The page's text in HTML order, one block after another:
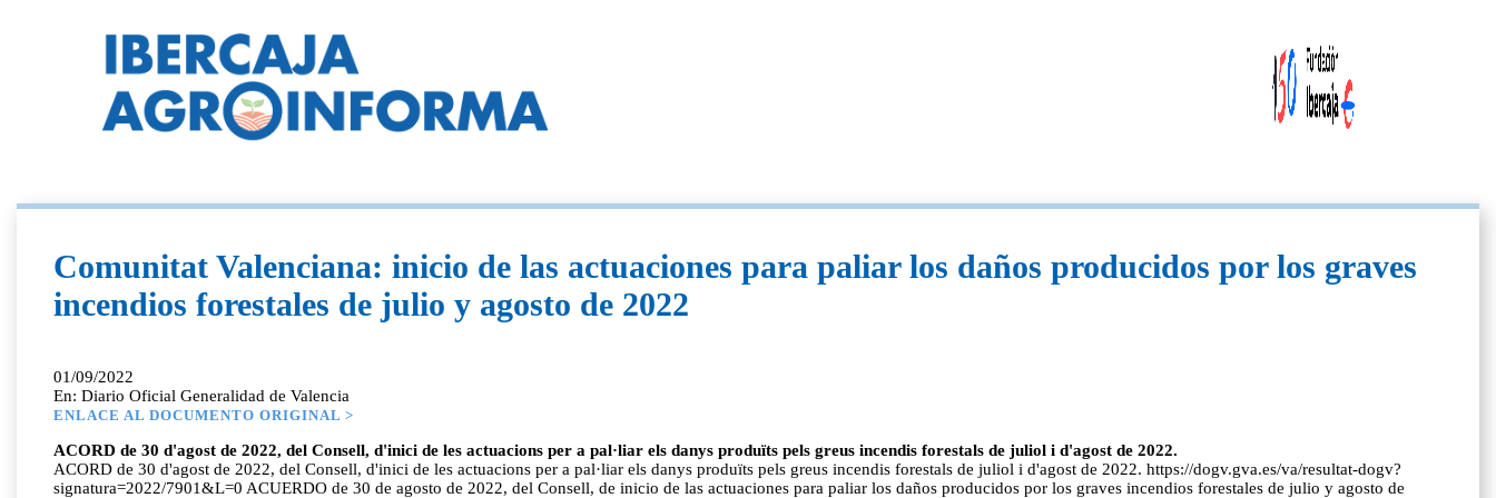
Comunitat Valenciana: inicio de las actuaciones para paliar los daños producidos por los graves
incendios forestales de julio y agosto de 2022
01/09/2022
En: Diario Oficial Generalidad de Valencia
ENLACE AL DOCUMENTO ORIGINAL >
ACORD de 30 d'agost de 2022, del Consell, d'inici de les actuacions per a pal·liar els danys produïts pels greus incendis forestals de juliol i d'agost de 2022.
ACORD de 30 d'agost de 2022, del Consell, d'inici de les actuacions per a pal·liar els danys produïts pels greus incendis forestals de juliol i d'agost de 2022. https://dogv.gva.es/va/resultat-dogv?
signatura=2022/7901&L=0 ACUERDO de 30 de agosto de 2022, del Consell, de inicio de las actuaciones para paliar los daños producidos por los graves incendios forestales de julio y agosto de